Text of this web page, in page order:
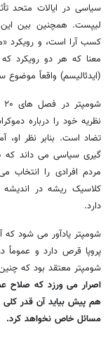
سیاسی در ایالات متحد
لیپست. همچنین بین این
کسب آرا است، و رویکرد
معنا که هر دو رویکرد
(ایدئالیسم) واقعاً
نظریه خود را درباره
تضاد است. بنابر نظر او،
گیری سیاسی می داند که
مردم افرادی را انتخاب
کلاسیک ریشه در
دارد.
شومپتر یادآور می شود که
پروپا قرص دارد و عموماً
شومپتر معتقد بود که
اصرار می ورزد که صلاح
هم پیش بیاید آن قدر
مسائل خاص نخواهد کرد.